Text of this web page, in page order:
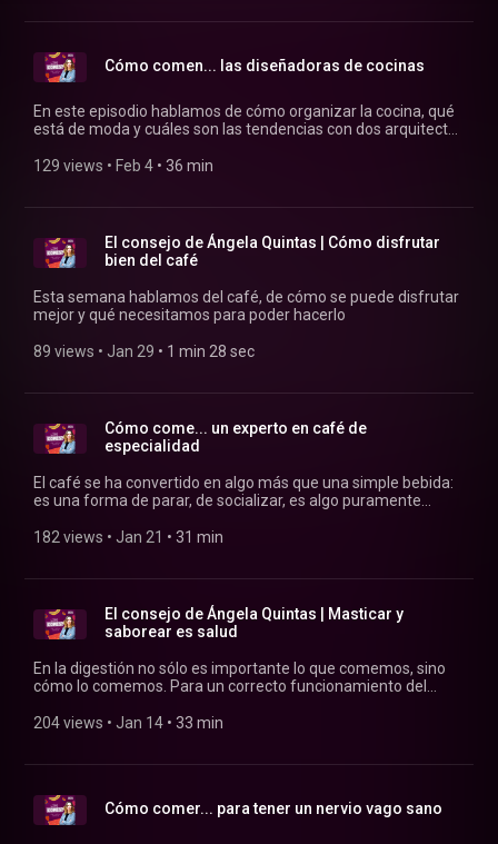
Cómo comen... las diseñadoras de cocinas
En este episodio hablamos de cómo organizar la cocina, qué
está de moda y cuáles son las tendencias con dos arquitectas
129 views • Feb 4 • 36 min
El consejo de Ángela Quintas | Cómo disfrutar
bien del café
Esta semana hablamos del café, de cómo se puede disfrutar
mejor y qué necesitamos para poder hacerlo
89 views • Jan 29 • 1 min 28 sec
Cómo come... un experto en café de
especialidad
El café se ha convertido en algo más que una simple bebida:
es una forma de parar, de socializar, es algo puramente
especialidad, para tratar con cariño algo que nos acompaña
182 views • Jan 21 • 31 min
El consejo de Ángela Quintas | Masticar y
saborear es salud
En la digestión no sólo es importante lo que comemos, sino
cómo lo comemos. Para un correcto funcionamiento del
Ángela Quintas te explica por qué.
204 views • Jan 14 • 33 min
Cómo comer... para tener un nervio vago sano